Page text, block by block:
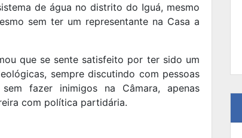
de água no distrito do Iguá, mesmo
sem ter um representante na Casa a
que se sente satisfeito por ter sido um
sempre discutindo com pessoas
fazer inimigos na Câmara, apenas
com política partidária.